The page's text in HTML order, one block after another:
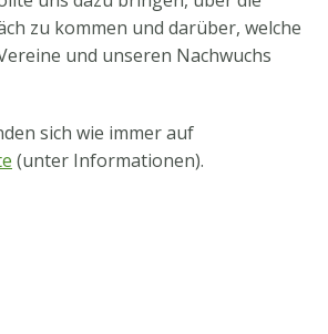
zu kommen und darüber, welche
und unseren Nachwuchs
sich wie immer auf
(unter Informationen).